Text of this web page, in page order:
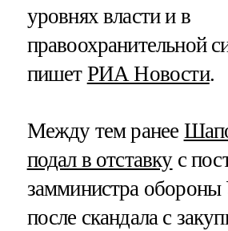
уровнях власти и в
правоохранительной
пишет РИА Новости.
Между тем ранее
подал в отставкус
замминистра
после скандала с